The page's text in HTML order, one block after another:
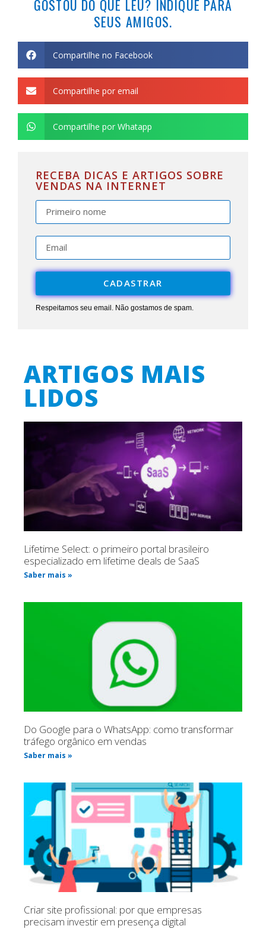
GOSTOU DO QUE LEU? INDIQUE PARA
SEUS AMIGOS.
Compartilhe no Facebook
Compartilhe por email
Compartilhe por Whatapp
RECEBA DICAS E ARTIGOS SOBRE
VENDAS NA INTERNET
CADASTRAR
Respeitamos seu email. Não gostamos de spam.
ARTIGOS MAIS
LIDOS
Lifetime Select: o primeiro portal brasileiro
especializado em lifetime deals de SaaS
Saber mais »
Do Google para o WhatsApp: como transformar
tráfego orgânico em vendas
Saber mais »
Criar site profissional: por que empresas
precisam investir em presença digital